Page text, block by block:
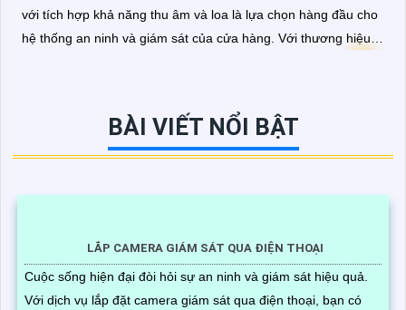
với tích hợp khả năng thu âm và loa là lựa chọn hàng đầu cho
hệ thống an ninh và giám sát của cửa hàng. Với thương hiệu
BÀI VIẾT NỔI BẬT
LẮP CAMERA GIÁM SÁT QUA ĐIỆN THOẠI
Cuộc sống hiện đại đòi hỏi sự an ninh và giám sát hiệu quả.
Với dịch vụ lắp đặt camera giám sát qua điện thoại, bạn có